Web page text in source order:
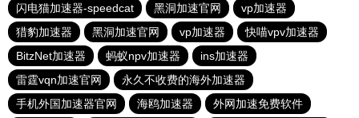
闪电猫加速器-speedcat
黑洞加速官网
vp加速器
猎豹加速器
黑洞加速官网 vp加速器
快喵vpv加速器
BitzNet加速器
蚂蚁npv加速器
ins加速器
雷霆vqn加速官网
永久不收费的海外加速器
手机外国加速器官网
海鸥加速器 外网加速免费软件